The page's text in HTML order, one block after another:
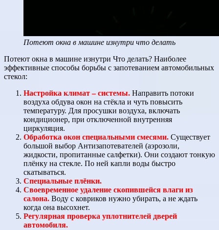
Потеют окна в машине изнутри что делать
Потеют окна в машине изнутри Что делать? Наиболее
эффективные способы борьбы с запотеванием автомобильных
стекол:
Настройка климат – системы. Направить потоки
воздуха обдува окон на стёкла и чуть повысить
температуру. Для просушки воздуха, включать
кондиционер, при отключенной внутренняя
циркуляция.
Обработка окон специальными смесями. Существует
большой выбор Антизапотевателей (аэрозоли,
жидкости, пропитанные салфетки). Они создают тонкую
плёнку на стекле. По ней капли воды быстро
скатываться.
Специальные плёнки.
Своевременное удаление скопившейся влаги из
салона. Воду с ковриков нужно убирать, а не ждать
когда она высохнет.
Регулярная проверка уплотнителей дверей
автомобиля.